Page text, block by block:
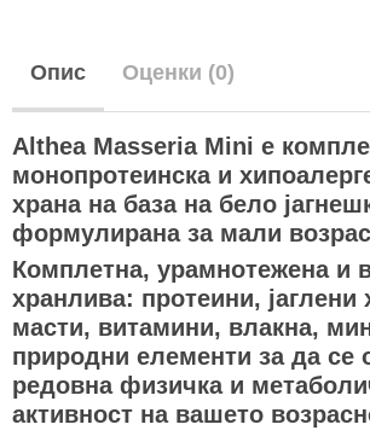
Опис Оценки (0)
Althea Masseria Mini е
монопротеинска и
храна на база на бело
формулирана за мали
Комплетна, урамнотежена и
хранлива: протеини, јаглени
масти, витамини, влакна,
природни елементи за да се
редовна физичка и
активност на вашето